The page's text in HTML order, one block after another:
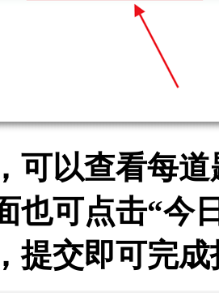
可以查看每
也可点击“今
提交即可完成